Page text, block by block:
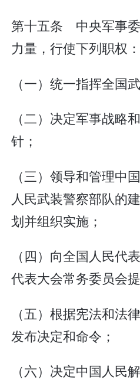
第十五条 中央军事
力量，行使下列职权：
（一）统一指挥全国
（二）决定军事战略
针；
（三）领导和管理中
人民武装警察部队的
划并组织实施；
（四）向全国人民代
代表大会常务委员会
（五）根据宪法和法
发布决定和命令；
（六）决定中国人民